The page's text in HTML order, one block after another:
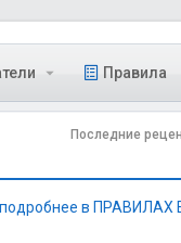
Правила
Последние
подробнее в ПРАВИЛАХ